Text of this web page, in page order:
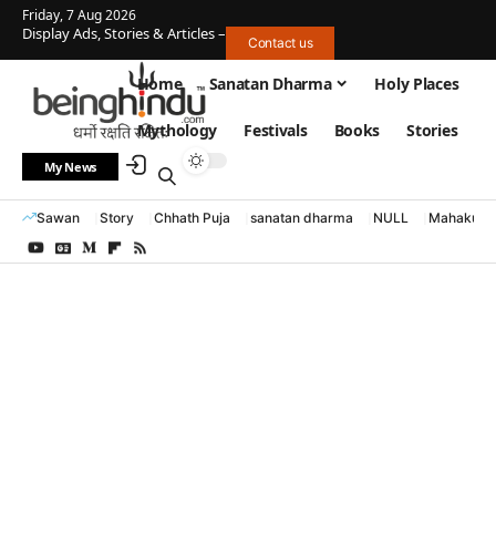
Friday, 7 Aug 2026
Display Ads, Stories & Articles – Contact us
Home Sanatan Dharma Holy Places
Mythology Festivals Books Stories
My News
Sawan Story Chhath Puja sanatan dharma NULL